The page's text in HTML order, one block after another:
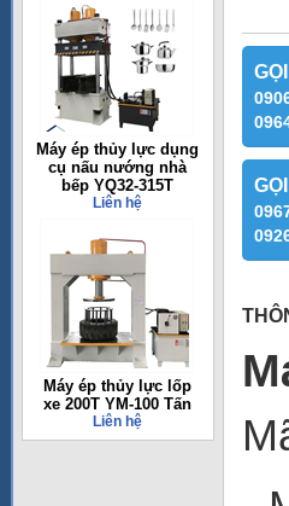
Máy ép thủy lực dụng
cụ nấu nướng nhà
bếp YQ32-315T
Liên hệ
Máy ép thủy lực lốp
xe 200T YM-100 Tấn
Liên hệ